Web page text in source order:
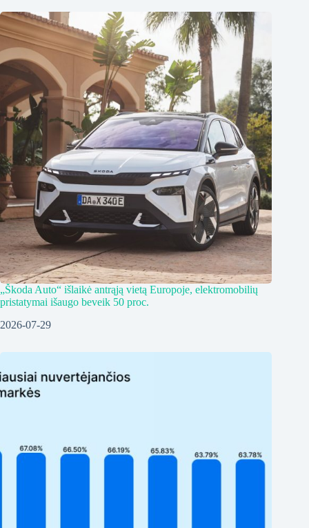
„Škoda Auto“ išlaikė antrąją vietą Europoje, elektromobilių
pristatymai išaugo beveik 50 proc.
2026-07-29